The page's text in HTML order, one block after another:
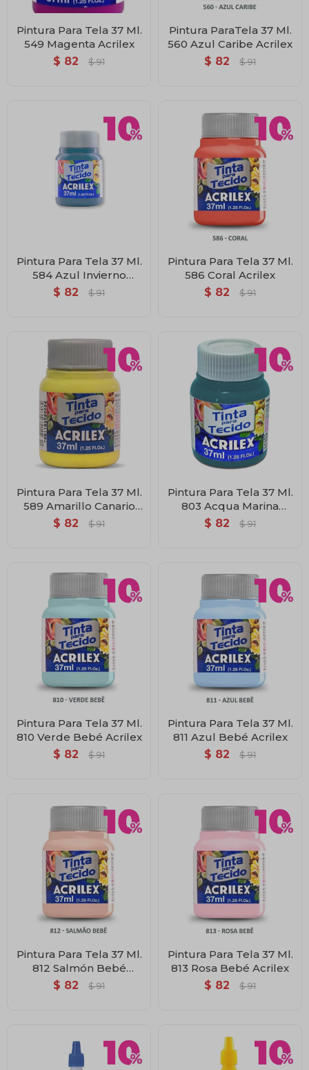
Pintura Para Tela 37 Ml.
549 Magenta Acrilex
$ 82 $ 91
Pintura ParaTela 37 Ml.
560 Azul Caribe Acrilex
$ 82 $ 91
Pintura Para Tela 37 Ml.
584 Azul Invierno
Acrilex
$ 82 $ 91
Pintura Para Tela 37 Ml.
586 Coral Acrilex
$ 82 $ 91
Pintura Para Tela 37 Ml.
589 Amarillo Canario
Acrilex
$ 82 $ 91
Pintura Para Tela 37 Ml.
803 Acqua Marina
Acrilex
$ 82 $ 91
Pintura Para Tela 37 Ml.
810 Verde Bebé Acrilex
$ 82 $ 91
Pintura Para Tela 37 Ml.
811 Azul Bebé Acrilex
$ 82 $ 91
Pintura Para Tela 37 Ml.
812 Salmón Bebé
Acrilex
$ 82 $ 91
Pintura Para Tela 37 Ml.
813 Rosa Bebé Acrilex
$ 82 $ 91